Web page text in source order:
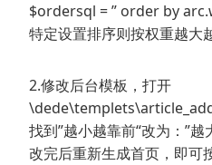
$ordersql = ” order by
特定设置排序则按权重越大
2.修改后台模板，打开
找到”越小越靠前“改为：”越
改完后重新生成首页，即可